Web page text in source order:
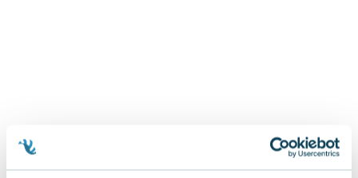
Michael Scott
Piotr Semka